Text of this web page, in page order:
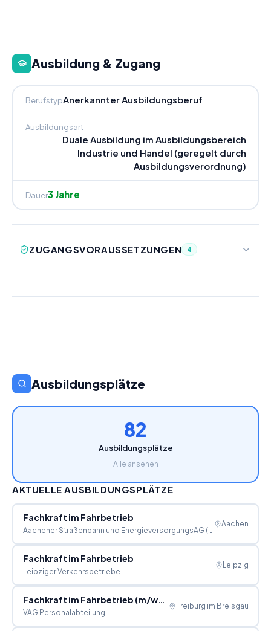
Ausbildung & Zugang
BerufstypAnerkannter Ausbildungsberuf
Ausbildungsart
Duale Ausbildung im Ausbildungsbereich
Industrie und Handel (geregelt durch
Ausbildungsverordnung)
Dauer3 Jahre
ZUGANGSVORAUSSETZUNGEN 4
Ausbildungsplätze
82
Ausbildungsplätze
Alle ansehen
AKTUELLE AUSBILDUNGSPLÄTZE
Fachkraft im Fahrbetrieb
Aachener Straßenbahn und EnergieversorgungsAG (ASE)
Aachen
Fachkraft im Fahrbetrieb
Leipziger Verkehrsbetriebe
Leipzig
Fachkraft im Fahrbetrieb (m/w/d)
VAG Personalabteilung
Freiburg im Breisgau